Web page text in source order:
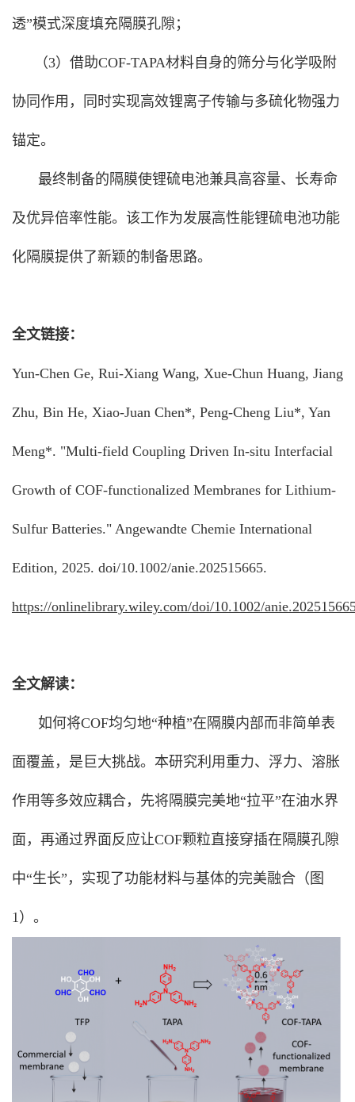
透”模式深度填充隔膜孔隙；
（3）借助COF-TAPA材料自身的筛分与化学吸附
协同作用，同时实现高效锂离子传输与多硫化物强力
锚定。
最终制备的隔膜使锂硫电池兼具高容量、长寿命
及优异倍率性能。该工作为发展高性能锂硫电池功能
化隔膜提供了新颖的制备思路。
全文链接：
Yun-Chen Ge, Rui-Xiang Wang, Xue-Chun Huang, Jiang
Zhu, Bin He, Xiao-Juan Chen*, Peng-Cheng Liu*, Yan
Meng*. "Multi-field Coupling Driven In-situ Interfacial
Growth of COF-functionalized Membranes for Lithium-
Sulfur Batteries." Angewandte Chemie International
Edition, 2025. doi/10.1002/anie.202515665.
https://onlinelibrary.wiley.com/doi/10.1002/
全文解读：
如何将COF均匀地“种植”在隔膜内部而非简单表
面覆盖，是巨大挑战。本研究利用重力、浮力、溶胀
作用等多效应耦合，先将隔膜完美地“拉平”在油水界
面，再通过界面反应让COF颗粒直接穿插在隔膜孔隙
中“生长”，实现了功能材料与基体的完美融合（图
1）。